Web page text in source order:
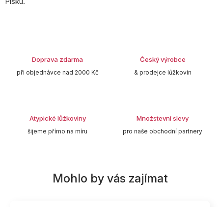
Doprava zdarma
při objednávce nad 2000 Kč
Český výrobce
& prodejce lůžkovin
Atypické lůžkoviny
šijeme přímo na míru
Množstevní slevy
pro naše obchodní partnery